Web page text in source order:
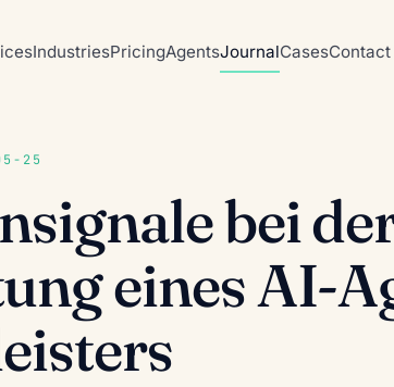
IndustriesPricingAgentsJournalCasesContact
25
bei
eines AI-